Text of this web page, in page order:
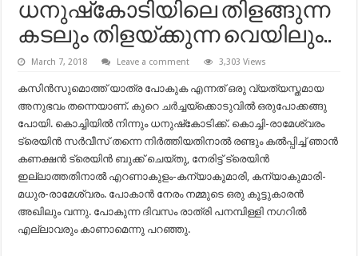
ധനുഷ്‌കോടിയിലെ തിളങ്ങുന്ന
കടലും തിളയ്ക്കുന്ന വെയിലും..
March 7, 2018 Leave a comment 3,303 Views
കസിന്‍സുമൊത്ത് യാത്ര പോകുക എന്നത് ഒരു വ്യത്യസ്തമായ
അനുഭവം തന്നെയാണ്. കുറെ ചര്‍ച്ചയ്‌ക്കൊടുവില്‍ ഒരുപോക്കങ്ങു
പോയി. കൊച്ചിയില്‍ നിന്നും ധനുഷ്‌കോടിക്ക്. കൊച്ചി-രാമേശ്വരം
ട്രെയിന്‍ സര്‍വീസ് തന്നെ നിര്‍ത്തിയതിനാല്‍ രണ്ടും കല്‍പ്പിച്ച് ഞാന്‍
കണക്ഷന്‍ ട്രെയിന്‍ ബുക്ക് ചെയ്തു, നേരിട്ട് ട്രെയിന്‍
ഇല്ലാത്തതിനാല്‍ എറണാകുളം-കന്യാകുമാരി, കന്യാകുമാരി-
മധുര-രാമേശ്വരം. പോകാന്‍ നേരം നമ്മുടെ ഒരു കൂട്ടുകാരന്‍
അഖിലും വന്നു. പോകുന്ന ദിവസം രാത്രി പനമ്പിള്ളി നഗറില്‍
എല്ലാവരും കാണാമെന്നു പറഞ്ഞു.